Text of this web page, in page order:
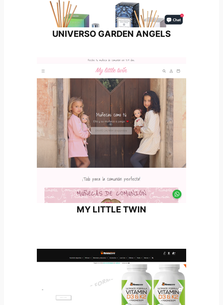
UNIVERSO GARDEN ANGELS
MY LITTLE TWIN